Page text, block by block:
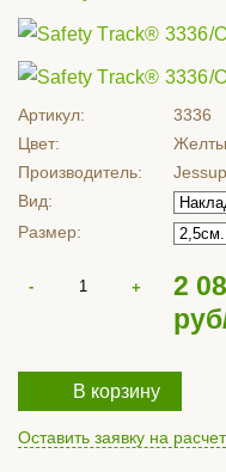
Артикул:
3336
Цвет:
Производитель:
Jessup
Вид:
Размер:
2
В корзину
Оставить заявку на расчет